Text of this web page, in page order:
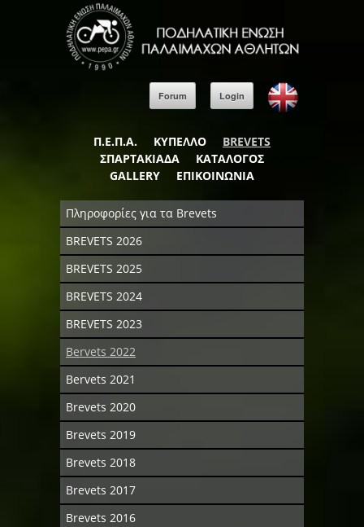
Forum Login
Π.Ε.Π.Α. ΚΥΠΕΛΛΟ
BREVETS
ΣΠΑΡΤΑΚΙΑΔΑ
ΚΑΤΑΛΟΓΟΣ
GALLERY
ΕΠΙΚΟΙΝΩΝΙΑ
Πληροφορίες για τα Brevets
BREVETS 2026
BREVETS 2025
BREVETS 2024
BREVETS 2023
Bervets 2022
Bervets 2021
Brevets 2020
Brevets 2019
Brevets 2018
Brevets 2017
Brevets 2016